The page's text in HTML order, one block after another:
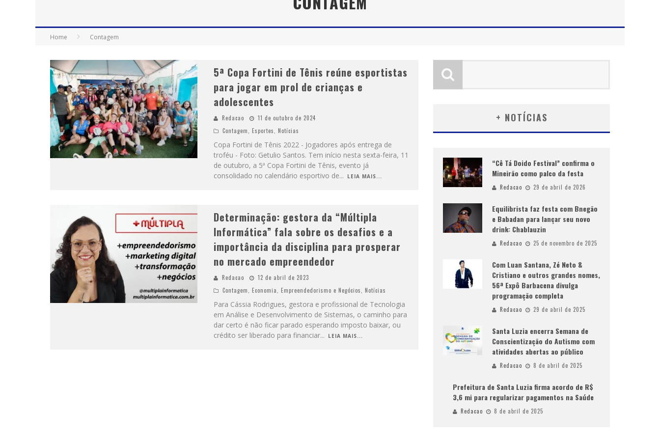
S
ANTA LUZIA ENCERRA SEMANA DE CONSCIENTIZAÇÃO DO AUTISMO COM ATIVIDADES ABERTAS AO PÚBLICO
Home Contagem
5ª Copa Fortini de Tênis reúne esportistas
para jogar em prol de crianças e
adolescentes
Redacao
11 de outubro de 2024
Contagem
Esportes Notícias
Copa Fortini de Tênis 2022 - Jogadores após entrega de
troféu - Foto: Getulio Santos. Tem início nesta sexta-feira, 11
de outubro, a 5ª Copa Fortini de Tênis, evento já
consolidado no calendário esportivo de... LEIA MAIS...
Determinação: gestora da “Múltipla
Informática” fala sobre os desafios e a
importância da disciplina para prosperar
no mercado empreendedor
Redacao
12 de abril de 2023
Contagem
Economia Empreendedorismo e Negócios Notícias
Para Cássia Rodrigues, gestora e profissional de Tecnologia
em Análise e Desenvolvimento de Sistemas, o caminho para
dar certo é não ficar parado esperando imposto baixar, ou
crédito ser liberado para financiar... LEIA MAIS...
+ NOTÍCIAS
“Cê Tá Doido Festival” confirma o
Mineirão como palco da festa
Redacao 29 de abril de 2026
Equilibrista faz festa com Bnegão
e Babadan para lançar seu novo
drink: Chablauzin
Redacao 25 de novembro de 2025
Com Luan Santana, Zé Neto &
Cristiano e outros grandes nomes,
56ª Expô Barbacena divulga
programação completa
Redacao 29 de abril de 2025
Santa Luzia encerra Semana de
Conscientização do Autismo com
atividades abertas ao público
Redacao 8 de abril de 2025
Prefeitura de Santa Luzia firma acordo de R$
3,6 mi para regularizar pagamentos na Saúde
Redacao 8 de abril de 2025